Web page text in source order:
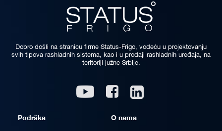
Dobro došli na stranicu firme Status-Frigo, vodeću u projektovanju
svih tipova rashladnih sistema, kao i u prodaji rashladnih uređaja, na
teritoriji južne Srbije.
Youtube Facebook
Podrška O nama